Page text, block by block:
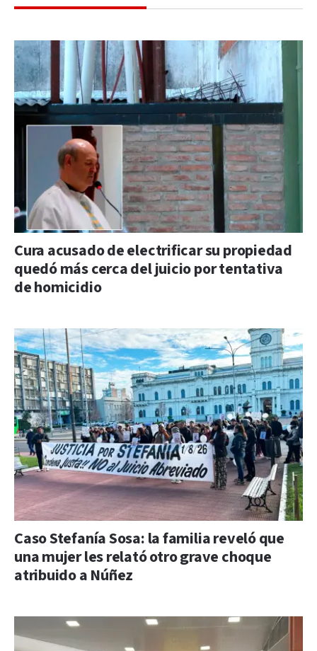
Cura acusado de electrificar su propiedad
quedó más cerca del juicio por tentativa
de homicidio
Caso Stefanía Sosa: la familia reveló que
una mujer les relató otro grave choque
atribuido a Núñez